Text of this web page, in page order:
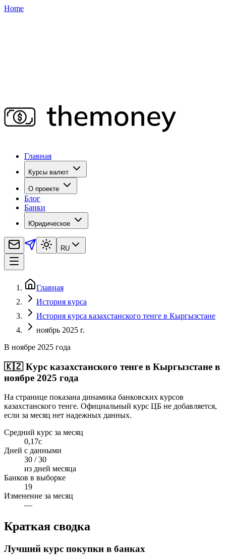
Home
Главная
Курсы валют
О проекте
Блог
Банки
Юридическое
RU
Главная
История курса
История курса казахстанского тенге в Кыргызстане
ноябрь 2025 г.
В ноябре 2025 года
🇰🇿 Курс казахстанского тенге в Кыргызстане в
ноябре 2025 года
На странице показана динамика банковских курсов
казахстанского тенге. Официальный курс ЦБ не добавляется,
если за месяц нет надежных данных.
Средний курс за месяц
0,17с
Дней с данными
30 / 30
из дней месяца
Банков в выборке
19
Изменение за месяц
—
Краткая сводка
Лучший курс покупки в банках